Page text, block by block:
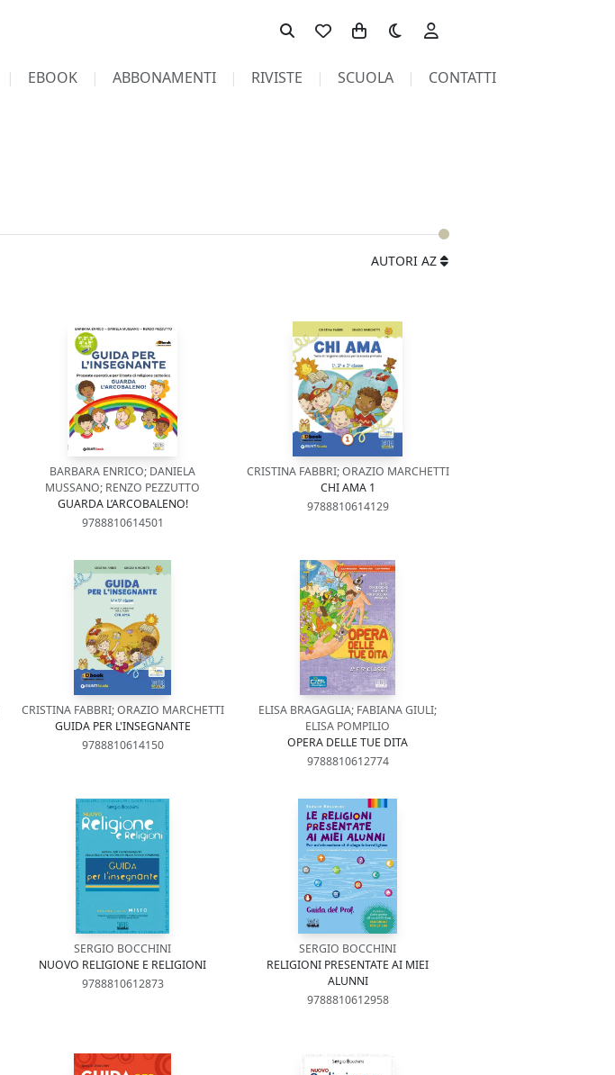
Toggle theme
EBOOK ABBONAMENTI RIVISTE SCUOLA CONTATTI
AUTORI AZ
BARBARA ENRICO; DANIELA
MUSSANO; RENZO PEZZUTTO
GUARDA L’ARCOBALENO!
9788810614501
CRISTINA FABBRI; ORAZIO MARCHETTI
CHI AMA 1
9788810614129
CRISTINA FABBRI; ORAZIO MARCHETTI
GUIDA PER L'INSEGNANTE
9788810614150
ELISA BRAGAGLIA; FABIANA GIULI;
ELISA POMPILIO
OPERA DELLE TUE DITA
9788810612774
SERGIO BOCCHINI
NUOVO RELIGIONE E RELIGIONI
9788810612873
SERGIO BOCCHINI
RELIGIONI PRESENTATE AI MIEI
ALUNNI
9788810612958